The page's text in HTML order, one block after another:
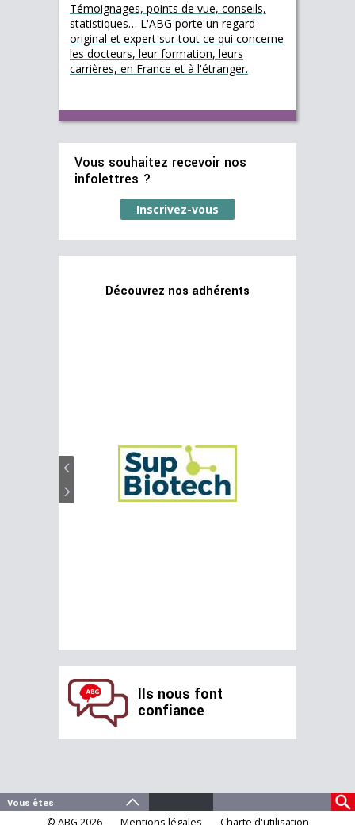
Témoignages, points de vue, conseils,
statistiques… L'ABG porte un regard
original et expert sur tout ce qui concerne
les docteurs, leur formation, leurs
carrières, en France et à l'étranger.
Vous souhaitez recevoir nos
infolettres ?
Inscrivez-vous
Découvrez nos adhérents
Ils nous font
confiance